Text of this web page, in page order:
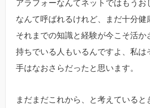
アラフォーなんてネットではもうお
なんて呼ばれるけれど、まだ十分健
それまでの知識と経験が今こそ活か
持ちでいる人もいるんですよ、私は
手はなおさらだったと思います。
まだまだこれから、と考えていると